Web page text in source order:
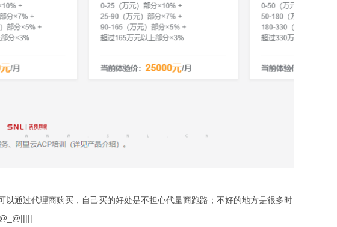
以通过代理商购买，自己买的好处是不担心代量商跑路；不好的地方是很多时